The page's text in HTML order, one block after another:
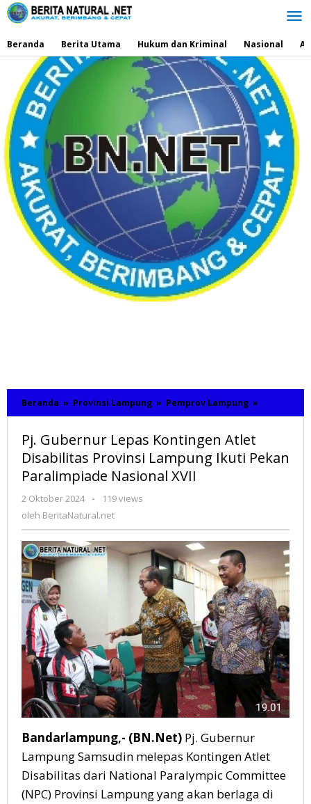
Lewati
ke
Beranda
Berita Utama Hukum dan Kriminal Nasional
Beranda » Provinsi Lampung » Pemprov Lampung »
Gubernur
Atlet
Disabilitas
Nasional
Pj. Gubernur Lepas Kontingen Atlet
Disabilitas Provinsi Lampung Ikuti Pekan
Paralimpiade Nasional XVII
2 Oktober 2024
oleh
BeritaNatural.net
-
119 views
oleh BeritaNatural.net
Bandarlampung,- (BN.Net) Pj. Gubernur
Lampung Samsudin melepas Kontingen Atlet
Disabilitas dari National Paralympic Committee
(NPC) Provinsi Lampung yang akan berlaga di